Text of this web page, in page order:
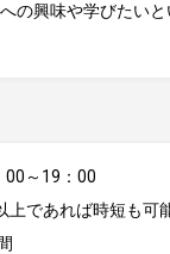
への興味や学びたい
00～19：00
であれば時短も可